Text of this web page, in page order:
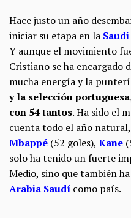
Hace justo un año
iniciar su etapa en la
Y aunque el movimiento
Cristiano se ha encargado
mucha energía y la
y la selección
con 54 tantos. Ha sido el
cuenta todo el año
Mbappé (52 goles), Kane
solo ha tenido un fuerte
Medio, sino que también
Arabia Saudí como país.